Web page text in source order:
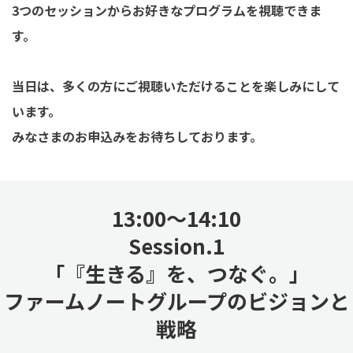
3つのセッションからお好きなプログラムを視聴できま
す。
当日は、多くの方にご視聴いただけることを楽しみにして
います。
みなさまのお申込みをお待ちしております。
13:00〜14:10
Session.1
「『生きる』を、つなぐ。」
ファームノートグループのビジョンと
戦略